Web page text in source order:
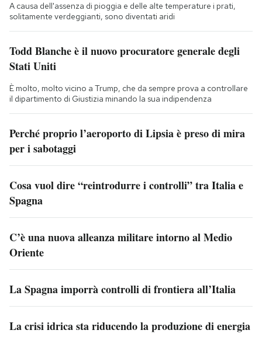
A causa dell'assenza di pioggia e delle alte temperature i prati,
solitamente verdeggianti, sono diventati aridi
Todd Blanche è il nuovo procuratore generale degli
Stati Uniti
È molto, molto vicino a Trump, che da sempre prova a controllare
il dipartimento di Giustizia minando la sua indipendenza
Perché proprio l’aeroporto di Lipsia è preso di mira
per i sabotaggi
Cosa vuol dire “reintrodurre i controlli” tra Italia e
Spagna
C’è una nuova alleanza militare intorno al Medio
Oriente
La Spagna imporrà controlli di frontiera all’Italia
La crisi idrica sta riducendo la produzione di energia